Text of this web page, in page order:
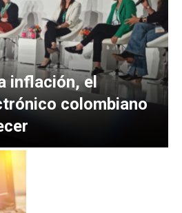
inflación, el
colombiano